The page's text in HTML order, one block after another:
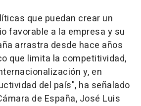
que puedan crear un
favorable a la empresa y su
arrastra desde hace años
que limita la competitividad,
y, en
del país", ha señalado
de España, José Luis